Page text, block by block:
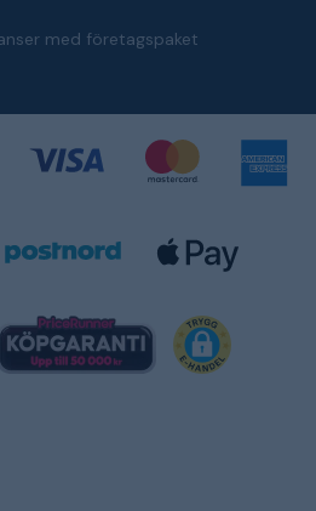
med företagspaket